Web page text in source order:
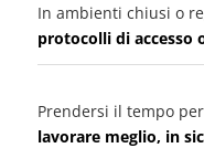
In ambienti chiusi o
protocolli di accesso
Prendersi il tempo
lavorare meglio, in